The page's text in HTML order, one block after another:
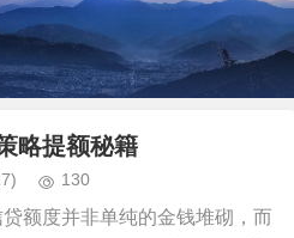
略提额秘籍
130
额度并非单纯的金钱堆砌，而